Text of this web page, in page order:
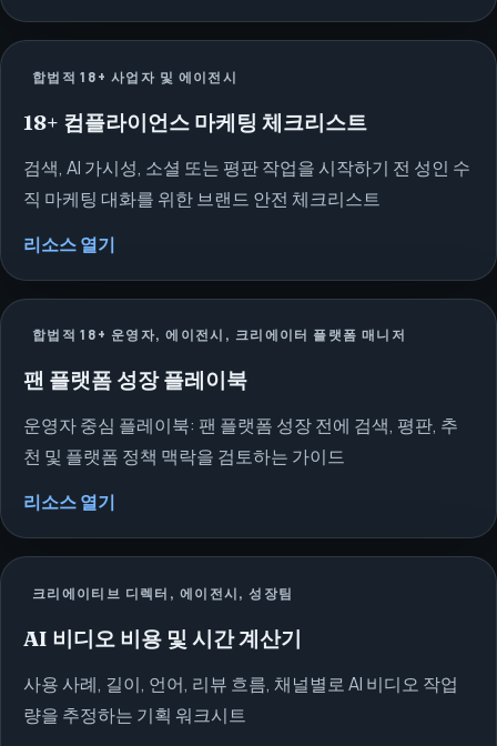
합법적 18+ 사업자 및 에이전시
18+ 컴플라이언스 마케팅 체크리스트
검색, AI 가시성, 소셜 또는 평판 작업을 시작하기 전 성인 수
직 마케팅 대화를 위한 브랜드 안전 체크리스트
리소스 열기
합법적 18+ 운영자, 에이전시, 크리에이터 플랫폼 매니저
팬 플랫폼 성장 플레이북
운영자 중심 플레이북: 팬 플랫폼 성장 전에 검색, 평판, 추
천 및 플랫폼 정책 맥락을 검토하는 가이드
리소스 열기
크리에이티브 디렉터, 에이전시, 성장팀
AI 비디오 비용 및 시간 계산기
사용 사례, 길이, 언어, 리뷰 흐름, 채널별로 AI 비디오 작업
량을 추정하는 기획 워크시트